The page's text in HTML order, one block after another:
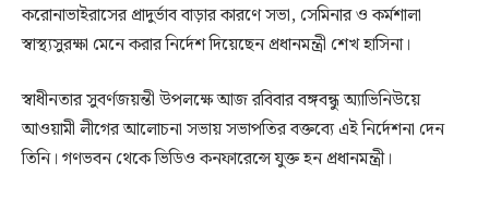
করোনাভাইরাসের প্রাদুর্ভাব বাড়ার কারণে সভা, সেমিনার ও কর্মশালা
স্বাস্থ্যসুরক্ষা মেনে করার নির্দেশ দিয়েছেন প্রধানমন্ত্রী শেখ হাসিনা।
স্বাধীনতার সুবর্ণজয়ন্তী উপলক্ষে আজ রবিবার বঙ্গবন্ধু অ্যাভিনিউয়ে
আওয়ামী লীগের আলোচনা সভায় সভাপতির বক্তব্যে এই নির্দেশনা দেন
তিনি। গণভবন থেকে ভিডিও কনফারেন্সে যুক্ত হন প্রধানমন্ত্রী।